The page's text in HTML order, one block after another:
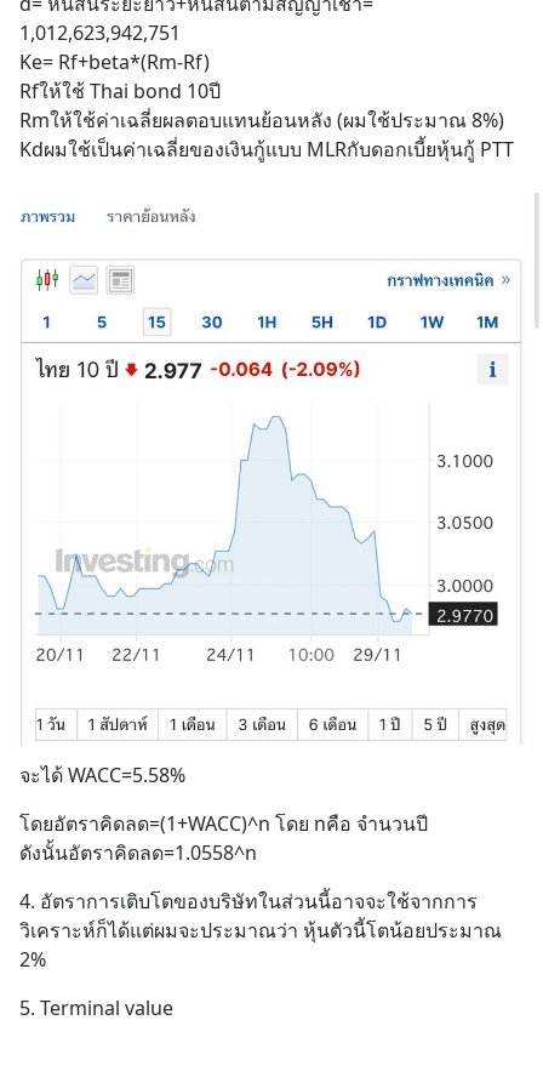
1,012,623,942,751
Ke= Rf+beta*(Rm-Rf)
Rfให้ใช้ Thai bond 10ปี
Rmให้ใช้ค่าเฉลี่ยผลตอบแทนย้อนหลัง (ผมใช้ประมาณ 8%)
Kdผมใช้เป็นค่าเฉลี่ยของเงินกู้แบบ MLRกับดอกเบี้ยหุ้นกู้ PTT
จะได้ WACC=5.58%
โดยอัตราคิดลด=(1+WACC)^n โดย nคือ จำนวนปี
ดังนั้นอัตราคิดลด=1.0558^n
4. อัตราการเติบโตของบริษัทในส่วนนี้อาจจะใช้จากการ
วิเคราะห์ก็ได้แต่ผมจะประมาณว่า หุ้นตัวนี้โตน้อยประมาณ
2%
5. Terminal value